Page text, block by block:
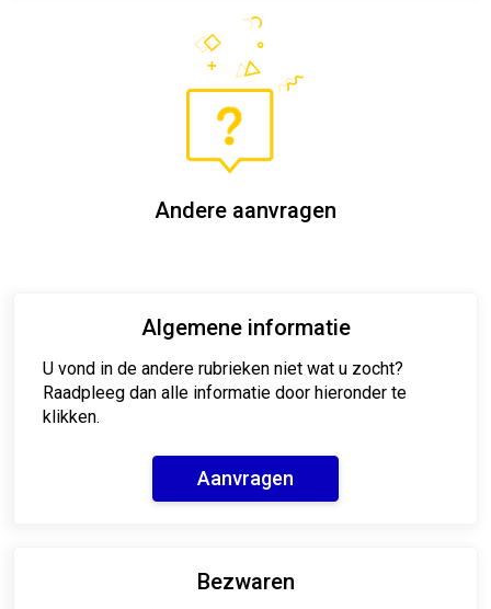
Andere aanvragen
Algemene informatie
U vond in de andere rubrieken niet wat u zocht?
Raadpleeg dan alle informatie door hieronder te
klikken.
Aanvragen
Bezwaren